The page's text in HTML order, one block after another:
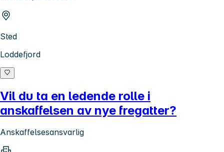
Sted
Loddefjord
Vil du ta en ledende rolle i
anskaffelsen av nye fregatter?
Anskaffelsesansvarlig